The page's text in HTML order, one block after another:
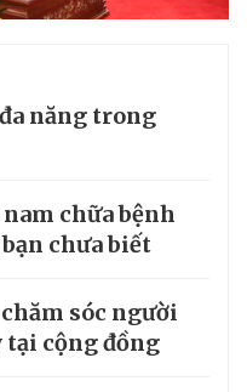
năng trong
chữa bệnh
chưa biết
sóc người
tại cộng đồng